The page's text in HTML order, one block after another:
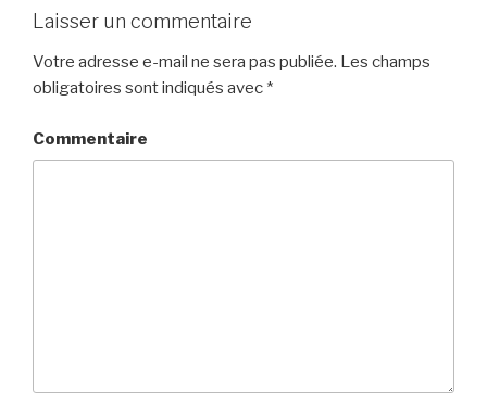
Laisser un commentaire
Votre adresse e-mail ne sera pas publiée. Les champs
obligatoires sont indiqués avec *
Commentaire